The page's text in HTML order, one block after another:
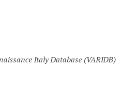
Italy Database (VARIDB)